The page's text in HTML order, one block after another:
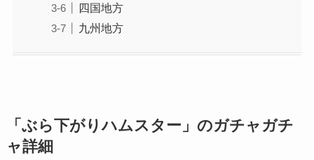
四国地方
九州地方
「ぶら下がりハムスター」のガチャガチ
ャ詳細